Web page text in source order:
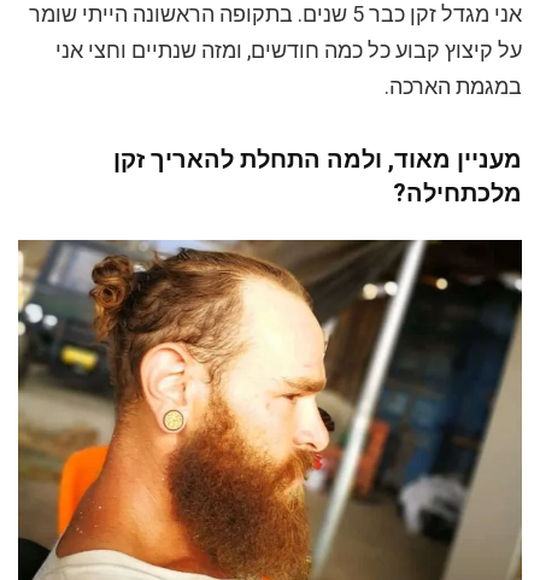
אני מגדל זקן כבר 5 שנים. בתקופה הראשונה הייתי שומר
על קיצוץ קבוע כל כמה חודשים, ומזה שנתיים וחצי אני
במגמת הארכה.
מעניין מאוד, ולמה התחלת להאריך זקן
מלכתחילה?